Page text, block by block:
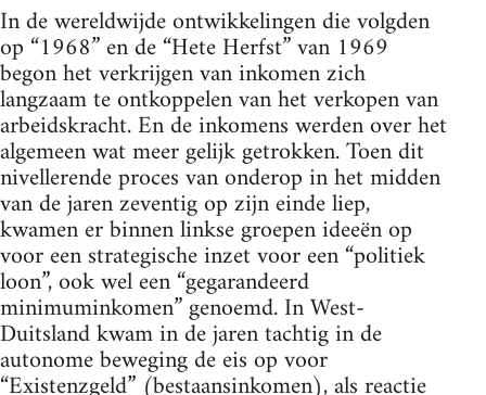
In de wereldwijde ontwikkelingen die volgden
op “1968” en de “Hete Herfst” van 1969
begon het verkrijgen van inkomen zich
langzaam te ontkoppelen van het verkopen van
arbeidskracht. En de inkomens werden over het
algemeen wat meer gelijk getrokken. Toen dit
nivellerende proces van onderop in het midden
van de jaren zeventig op zijn einde liep,
kwamen er binnen linkse groepen ideeën op
voor een strategische inzet voor een “politiek
loon”, ook wel een “gegarandeerd
minimuminkomen” genoemd. In West-
Duitsland kwam in de jaren tachtig in de
autonome beweging de eis op voor